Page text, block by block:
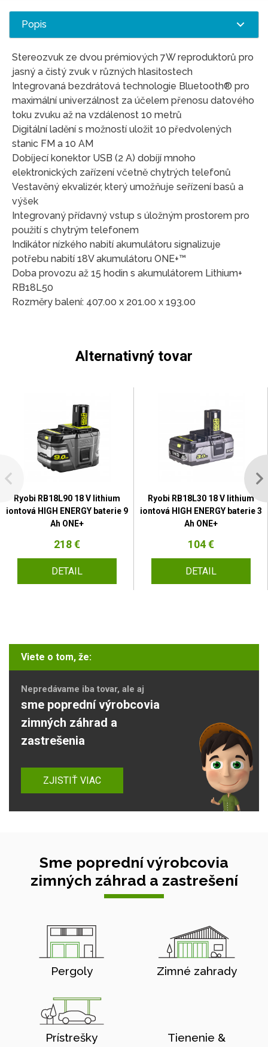
Popis
Stereozvuk ze dvou prémiových 7W reproduktorů pro
jasný a čistý zvuk v různých hlasitostech
Integrovaná bezdrátová technologie Bluetooth® pro
maximální univerzálnost za účelem přenosu datového
toku zvuku až na vzdálenost 10 metrů
Digitální ladění s možností uložit 10 předvolených
stanic FM a 10 AM
Dobíjecí konektor USB (2 A) dobíjí mnoho
elektronických zařízení včetně chytrých telefonů
Vestavěný ekvalizér, který umožňuje seřízení basů a
výšek
Integrovaný přídavný vstup s úložným prostorem pro
použití s chytrým telefonem
Indikátor nízkého nabití akumulátoru signalizuje
potřebu nabití 18V akumulátoru ONE+™
Doba provozu až 15 hodin s akumulátorem Lithium+
RB18L50
Rozměry balení: 407.00 x 201.00 x 193.00
Alternativný tovar
Ryobi RB18L90 18 V lithium
iontová HIGH ENERGY baterie 9
Ah ONE+
218 €
DETAIL
Ryobi RB18L30 18 V lithium
iontová HIGH ENERGY baterie 3
Ah ONE+
104 €
DETAIL
Viete o tom, že:
Nepredávame iba tovar, ale aj
sme poprední výrobcovia
zimných záhrad a
zastrešenia
ZJISTIŤ VIAC
Sme poprední výrobcovia
zimných záhrad a zastrešení
Pergoly Zimné zahrady
Prístrešky Tienenie &